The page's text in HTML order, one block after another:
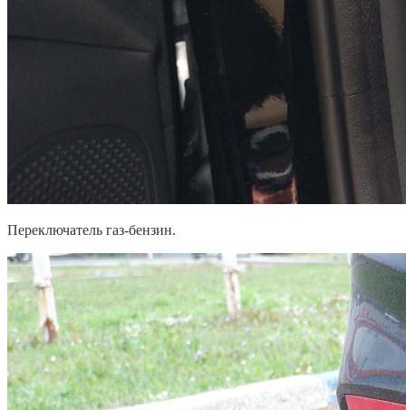
Переключатель газ-бензин.